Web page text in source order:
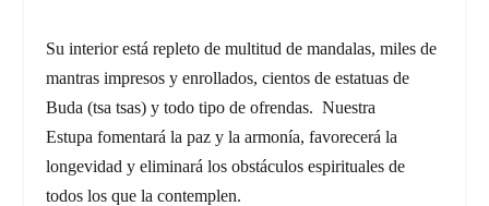
Su interior está repleto de multitud de mandalas, miles de
mantras impresos y enrollados, cientos de estatuas de
Buda (tsa tsas)y todo tipo de ofrendas. Nuestra
Estupa fomentará la paz y la armonía, favorecerá la
longevidad y eliminará los obstáculos espirituales de
todos los que la contemplen.